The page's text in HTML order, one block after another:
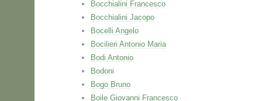
Bocchialini Francesco
Bocchialini Jacopo
Bocelli Angelo
Bocilieri Antonio Maria
Bodi Antonio
Bodoni
Bogo Bruno
Boile Giovanni Francesco